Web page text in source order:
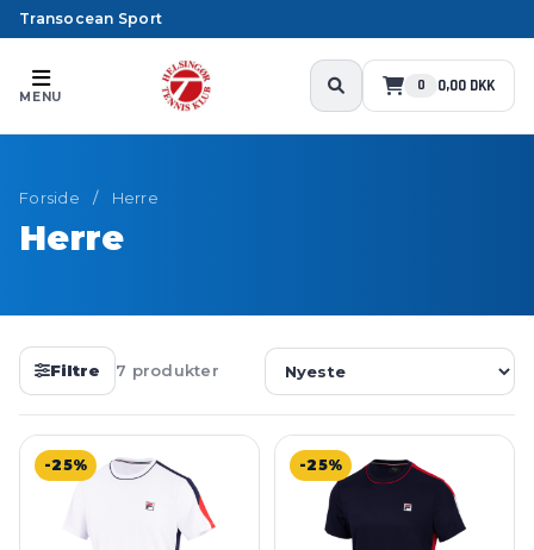
Transocean Sport
MENU
0 0,00 DKK
Forside / Herre
Herre
Filtre 7 produkter
-25% -25%